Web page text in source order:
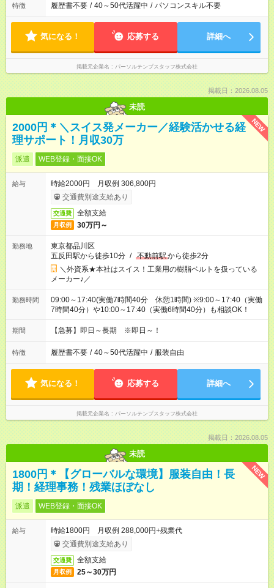
特徴 履歴書不要 / 40～50代活躍中 / パソコンスキル不要
気になる！ 応募する 詳細へ
掲載元企業名 パーソルテンプスタッフ株式会社
掲載日：2026.08.05
未読
NEW
2000円＊＼スイス発メーカー／経験活かせる経
理サポート！月収30万
派遣 WEB登録・面接OK
給与
時給2000円 月収例 306,800円
交通費別途支給あり
交通費 全額支給
月収例 30万円～
勤務地
東京都品川区
五反田駅から徒歩10分 / 不動前駅から徒歩2分
＼外資系★本社はスイス！工業用の樹脂ベルトを扱っている
メーカー♪／
勤務時間
09:00～17:40(実働7時間40分 休憩1時間) ※9:00～17:40（実働
7時間40分）や10:00～17:40（実働6時間40分）も相談OK！
期間 【急募】即日～長期 ※即日～！
特徴 履歴書不要 / 40～50代活躍中 / 服装自由
気になる！ 応募する 詳細へ
掲載元企業名 パーソルテンプスタッフ株式会社
掲載日：2026.08.05
未読
NEW
1800円＊【グローバルな環境】服装自由！長
期！経理事務！残業ほぼなし
派遣 WEB登録・面接OK
給与
時給1800円 月収例 288,000円+残業代
交通費別途支給あり
交通費 全額支給
月収例 25～30万円